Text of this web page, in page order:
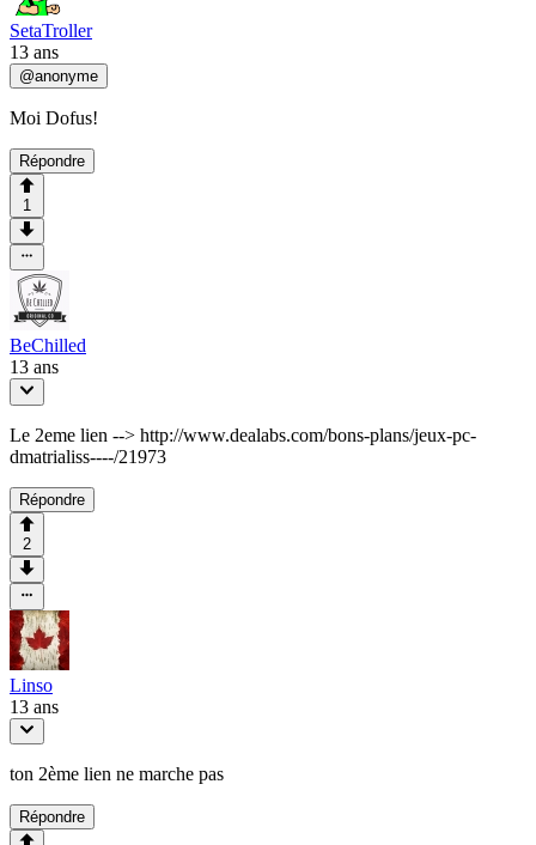
SetaTroller
13 ans
@anonyme
Moi Dofus!
Répondre
1
BeChilled
13 ans
Le 2eme lien --> http://www.dealabs.com/bons-plans/jeux-pc-
dmatrialiss----/21973
Répondre
2
Linso
13 ans
ton 2ème lien ne marche pas
Répondre